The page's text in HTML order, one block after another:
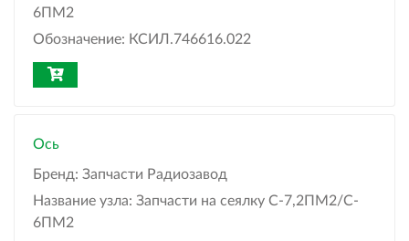
6ПМ2
Обозначение: КСИЛ.746616.022
Ось
Бренд: Запчасти Радиозавод
Название узла: Запчасти на сеялку С-7,2ПМ2/C-
6ПМ2